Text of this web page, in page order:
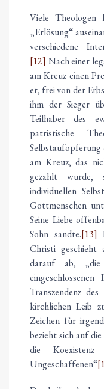
Viele
„Erlösung“
verschiedene
[12] Nach einer
am Kreuz einen
er, frei von der
ihm der Sieger
Teilhaber des
patristische
Selbstaufopferung
am Kreuz, das
gezahlt wurde,
individuellen
Gottmenschen
Seine Liebe
Sohn sandte.[13]
Christi geschieht
darauf ab, „die
Transzendenz
kirchlichen Leib
Zeichen für
bezieht sich auf
die
Ungeschaffenen“